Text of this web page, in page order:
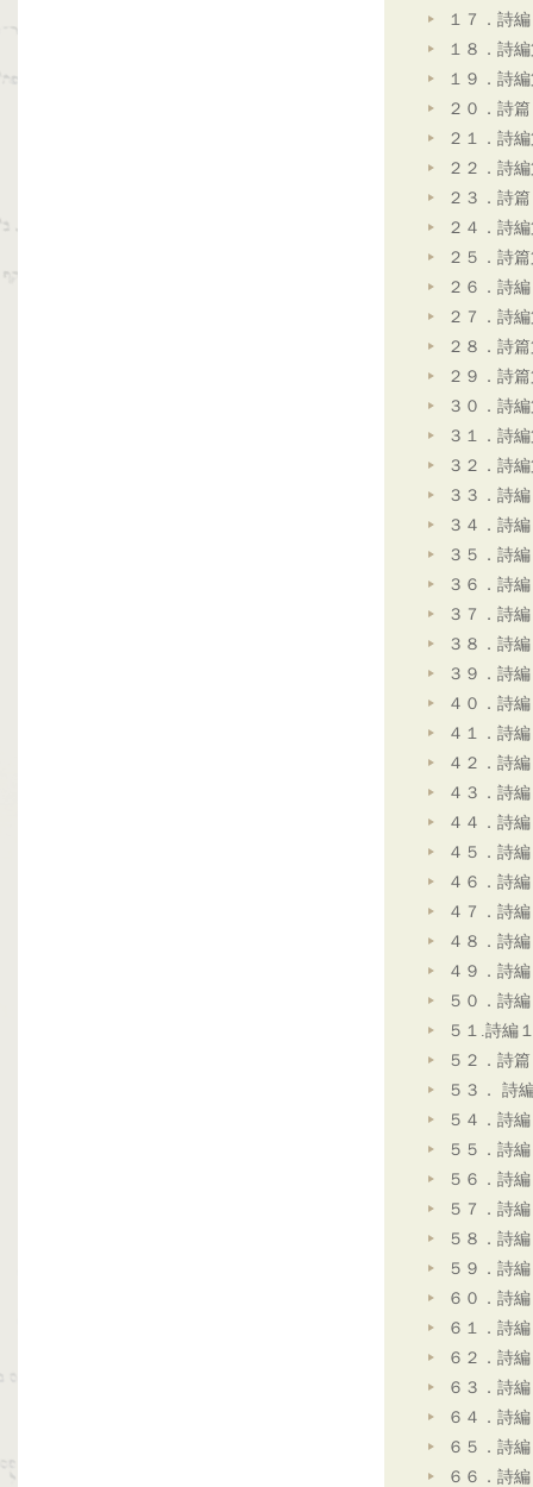
１７．詩
１８．詩
１９．詩
２０．詩
２１．詩
２２．詩
２３．詩
２４．詩
２５．詩
２６．詩
２７．詩
２８．詩
２９．詩
３０．詩
３１．詩
３２．詩
３３．詩
３４．詩
３５．詩
３６．詩
３７．詩
３８．詩
３９．詩
４０．詩
４１．詩
４２．詩
４３．詩
４４．詩
４５．詩
４６．詩
４７．詩
４８．詩
４９．詩
５０．詩
５１.詩編
５２．詩
５３． 詩
５４．詩
５５．詩
５６．詩
５７．詩
５８．詩
５９．詩
６０．詩
６１．詩
６２．詩
６３．詩
６４．詩
６５．詩
６６．詩